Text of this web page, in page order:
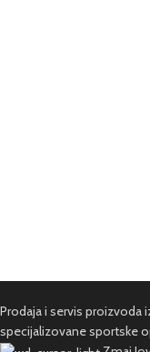
Prodaja i servis proizvoda
specijalizovane sportske